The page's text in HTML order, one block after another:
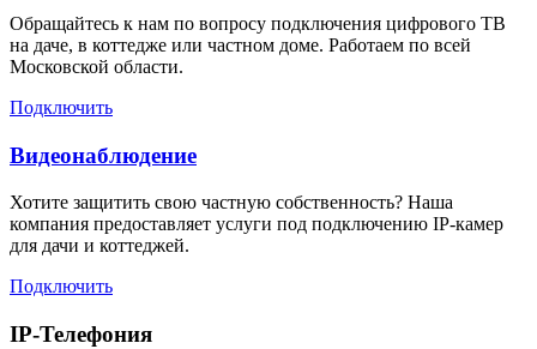
Обращайтесь к нам по вопросу подключения цифрового ТВ
на даче, в коттедже или частном доме. Работаем по всей
Московской области.
Подключить
Видеонаблюдение
Хотите защитить свою частную собственность? Наша
компания предоставляет услуги под подключению IP-камер
для дачи и коттеджей.
Подключить
IP-Телефония